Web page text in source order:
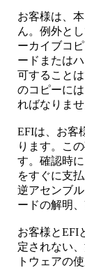
お客様は、
ん。例外と
ーカイブコ
ードまたは
可すること
のコピーに
ればなりませ
EFIは、お客
ります。こ
す。確認時
をすぐに支
逆アセンブ
ードの解明
お客様とEFI
定されない
トウェアの